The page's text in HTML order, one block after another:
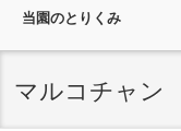
当園のとりくみ
マルコチャン